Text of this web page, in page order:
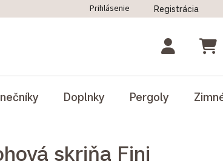
Odstúpenie od zmluvy
Prihlásenie Registrácia
Doplnky Pergoly
skriňa Fini